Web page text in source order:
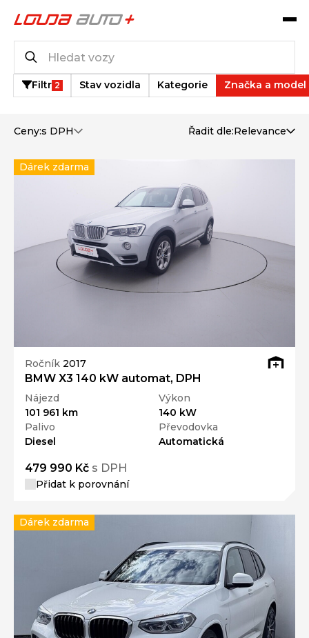
Filtr 2 Stav vozidla Kategorie Značka a model
Ceny:s DPH Řadit dle:Relevance
Ročník 2017
BMW X3 140 kW automat, DPH
Nájezd
101 961 km
Výkon
140 kW
Palivo
Diesel
Převodovka
Automatická
479 990 Kč s DPH
Přidat k porovnání
Dárek zdarma
Dárek zdarma